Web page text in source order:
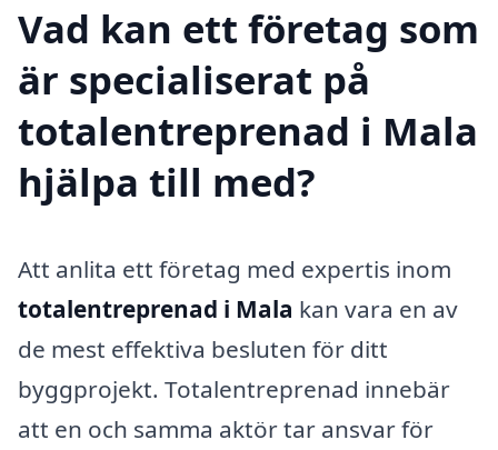
Vad kan ett företag som
är specialiserat på
totalentreprenad i Mala
hjälpa till med?
Att anlita ett företag med expertis inom
totalentreprenad i Mala kan vara en av
de mest effektiva besluten för ditt
byggprojekt. Totalentreprenad innebär
att en och samma aktör tar ansvar för